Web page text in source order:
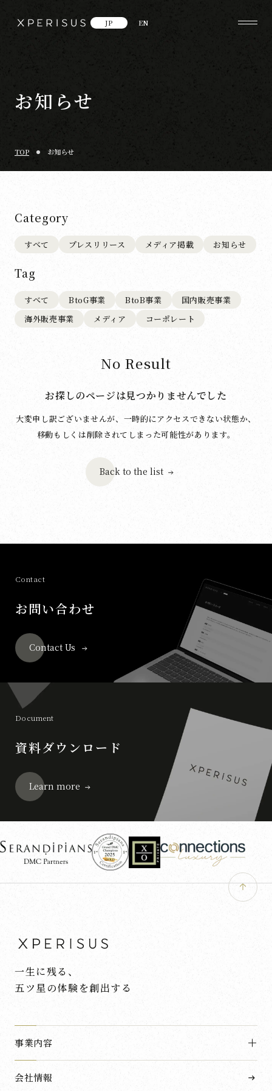
JP EN
お知らせ
TOP お知らせ
Category
すべて プレスリリース メディア掲載 お知らせ
Tag
すべて BtoG事業 BtoB事業
国内販売事業
海外販売事業
メディア コーポレート
No Result
お探しのページは見つかりませんでした
大変申し訳ございませんが、一時的にアクセスできない状態か、
移動もしくは削除されてしまった可能性があります。
Back to the list
Contact
お問い合わせ
Contact Us
Document
資料ダウンロード
Learn more
一生に残る、
五ツ星の体験を創出する
事業内容
会社情報